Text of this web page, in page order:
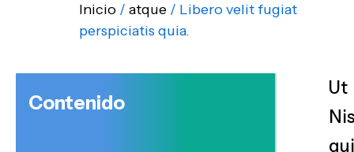
Inicio / atque / Libero velit fugiat
perspiciatis quia.
Contenido